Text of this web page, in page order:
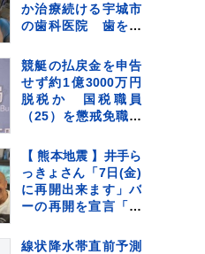
か治療続ける宇城市
の歯科医院 歯を磨
「誤嚥性肺炎」リス
ク高まり、最悪死亡
のケースも【熊本地
震から10日】
競艇の払戻金を申告
せず約1億3000万円
脱税か 国税職員
（25）を懲戒免職処
から約1億5000万円
受け取りも 詐欺など
の疑いで刑事告発
【 熊本地震 】井手ら
っきょさん「7日(金)
に再開出来ます」バ
ーの再開を宣言「熊
ます」
線状降水帯直前予測